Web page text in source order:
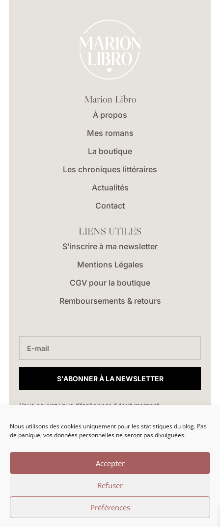
Nous utilisons des cookies uniquement pour les statistiques du blog. Pas
de panique, vos données personnelles ne seront pas divulguées.
Accepter
Refuser
Préférences
Marion Libro
À propos
Mes romans
La boutique
Les chroniques littéraires
Actualités
Contact
LIENS UTILES
S’inscrire à ma newsletter
Mentions Légales
CGV pour la boutique
Remboursements & retours
S'ABONNER À LA NEWSLETTER
Vous pouvez vous désabonner à tout moment.
hello@marionlibro.fr
Marion Libro © 2026 | Une création par Marion Libro |